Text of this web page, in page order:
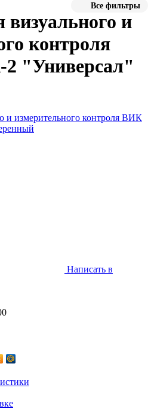
Все фильтры
и
контроля
"Универсал"
Написать в